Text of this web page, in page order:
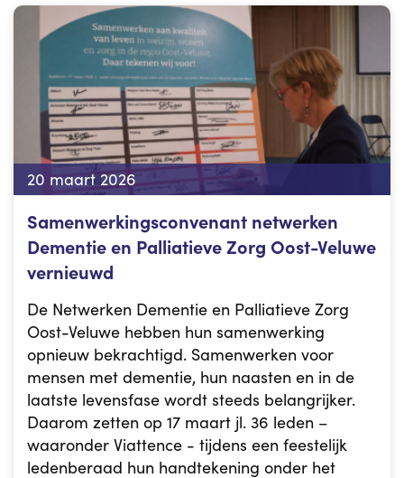
20 maart 2026
Samenwerkingsconvenant netwerken
Dementie en Palliatieve Zorg Oost-Veluwe
vernieuwd
De Netwerken Dementie en Palliatieve Zorg
Oost-Veluwe hebben hun samenwerking
opnieuw bekrachtigd. Samenwerken voor
mensen met dementie, hun naasten en in de
laatste levensfase wordt steeds belangrijker.
Daarom zetten op 17 maart jl. 36 leden –
waaronder Viattence - tijdens een feestelijk
ledenberaad hun handtekening onder het